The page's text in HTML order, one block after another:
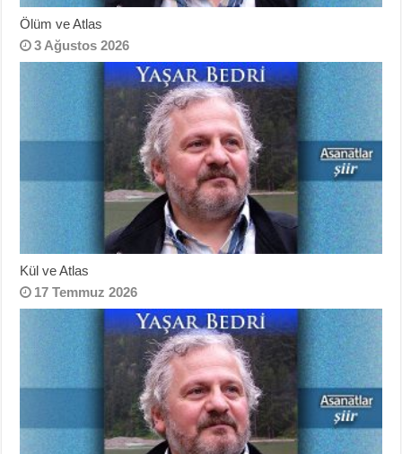
Ölüm ve Atlas
3 Ağustos 2026
Kül ve Atlas
17 Temmuz 2026